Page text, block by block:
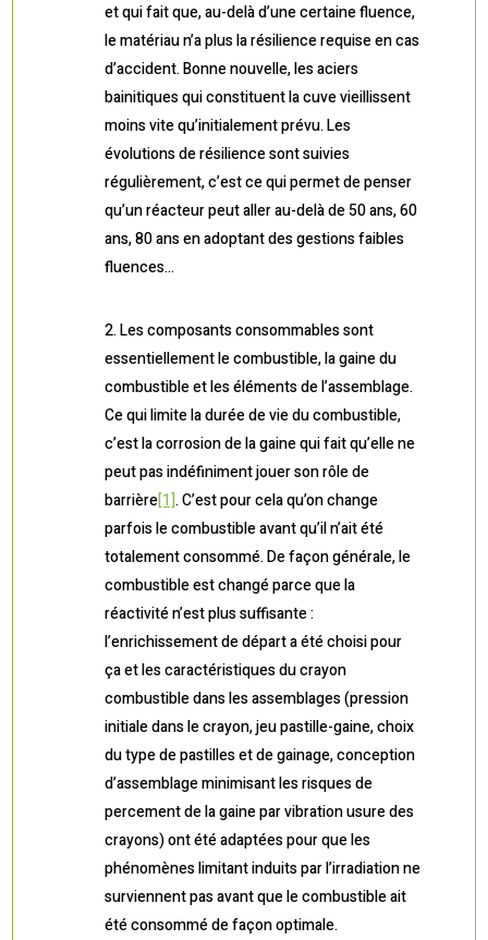
et qui fait que, au-delà d’une certaine fluence,
le matériau n’a plus la résilience requise en cas
d’accident. Bonne nouvelle, les aciers
bainitiques qui constituent la cuve vieillissent
moins vite qu’initialement prévu. Les
évolutions de résilience sont suivies
régulièrement, c’est ce qui permet de penser
qu’un réacteur peut aller au-delà de 50 ans, 60
ans, 80 ans en adoptant des gestions faibles
fluences…
Les composants consommables sont
essentiellement le combustible, la gaine du
combustible et les éléments de l’assemblage.
Ce qui limite la durée de vie du combustible,
c’est la corrosion de la gaine qui fait qu’elle ne
peut pas indéfiniment jouer son rôle de
barrière[1]. C’est pour cela qu’on change
parfois le combustible avant qu’il n’ait été
totalement consommé. De façon générale, le
combustible est changé parce que la
réactivité n’est plus suffisante :
l’enrichissement de départ a été choisi pour
ça et les caractéristiques du crayon
combustible dans les assemblages (pression
initiale dans le crayon, jeu pastille-gaine, choix
du type de pastilles et de gainage, conception
d’assemblage minimisant les risques de
percement de la gaine par vibration usure des
crayons) ont été adaptées pour que les
phénomènes limitant induits par l’irradiation ne
surviennent pas avant que le combustible ait
été consommé de façon optimale.